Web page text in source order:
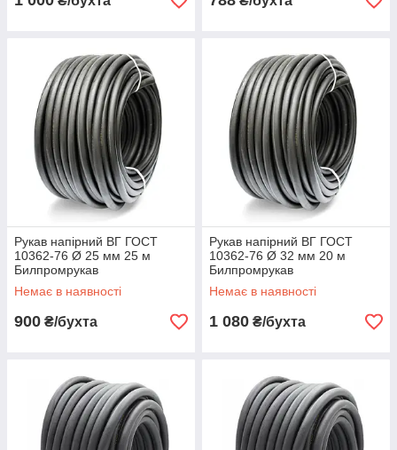
Рукав напірний ВГ ГОСТ
10362-76 Ø 25 мм 25 м
Билпромрукав
Немає в наявності
900 ₴/бухта
Рукав напірний ВГ ГОСТ
10362-76 Ø 32 мм 20 м
Билпромрукав
Немає в наявності
1 080 ₴/бухта